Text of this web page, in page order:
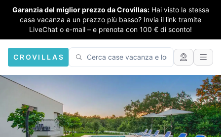
Garanzia del miglior prezzo da Crovillas: Hai visto la stessa
casa vacanza a un prezzo più basso? Invia il link tramite
LiveChat o e-mail – e prenota con 100 € di sconto!
CROVILLAS